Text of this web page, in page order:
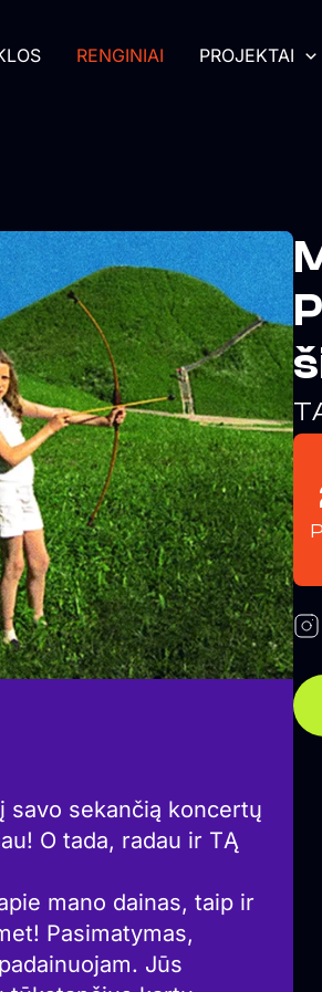
RENGINIAI PROJEKTAI
savo sekančią koncertų
O tada, radau ir TĄ
mano dainas, taip ir
Pasimatymas,
Jūs